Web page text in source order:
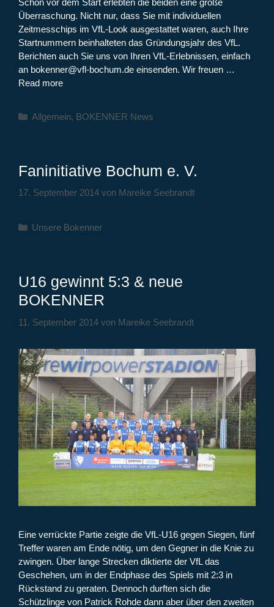
Überraschung. Nicht nur, dass Sie mit individuellen
Zeitmesschips im VfL-Look ausgestattet waren, auch Ihre
Startnummern beinhalteten das Gründungsjahr des VfL.
Berichten auch Sie uns von Ihren VfL-Erlebnissen, einfach
an bokenner@vfl-bochum.de einsenden. Wir freuen …
Read more
Kategorien
Allgemein, BOKENNER News
Faninitiative Bochum e. V.
17. September 2014 von Mareike Seebrandt
Kategorien
Unsere Bokenner
U16 gewinnt 5:3 & neue
BOKENNER
11. September 2014 von Mareike Seebrandt
Eine verrückte Partie zeigte die VfL-U16 gegen Siegen, fünf
Treffer waren am Ende nötig, um den Gegner in die Knie zu
zwingen. Über lange Strecken diktierte der VfL das
Geschehen, um in der Endphase des Spiels mit 2:3 in
Rückstand zu geraten. Dennoch durften sich die
Schützlinge von Patrick Rohde dann aber über den zweiten